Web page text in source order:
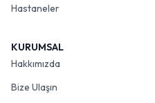
Hastaneler
KURUMSAL
Hakkımızda
Bize Ulaşın